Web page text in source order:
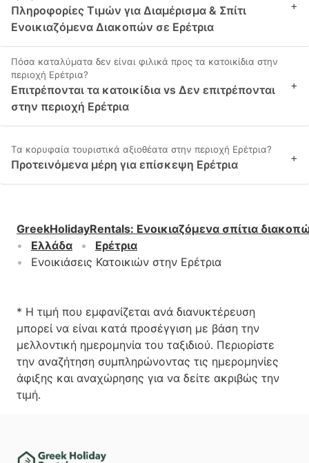
Πληροφορίες Τιμών για Διαμέρισμα & Σπίτι
Ενοικιαζόμενα Διακοπών σε Ερέτρια
+
Πόσα καταλύματα δεν είναι φιλικά προς τα κατοικίδια στην
περιοχή Ερέτρια?
Επιτρέπονται τα κατοικίδια vs Δεν επιτρέπονται
στην περιοχή Ερέτρια
+
Τα κορυφαία τουριστικά αξιοθέατα στην περιοχή Ερέτρια?
Προτεινόμενα μέρη για επίσκεψη Ερέτρια +
GreekHolidayRentals: Ενοικιαζόμενα σπίτια
Ελλάδα
Ερέτρια
Ενοικιάσεις Κατοικιών στην Ερέτρια
* Η τιμή που εμφανίζεται ανά διανυκτέρευση
μπορεί να είναι κατά προσέγγιση με βάση την
μελλοντική ημερομηνία του ταξιδιού. Περιορίστε
την αναζήτηση συμπληρώνοντας τις ημερομηνίες
άφιξης και αναχώρησης για να δείτε ακριβώς την
τιμή.